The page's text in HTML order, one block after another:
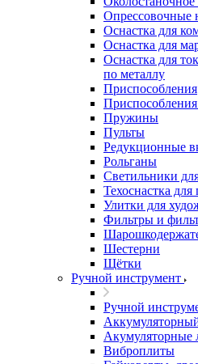
Опрессовочные
Оснастка для
Оснастка для
Оснастка для
по металлу
Приспособления
Пружины
Пульты
Редукционные
Рольганы
Светильники
Техоснастка
Улитки для
Фильтры и
Шестерни
Щётки
Ручной инструмент
Ручной
Акумуляторные
Виброплиты